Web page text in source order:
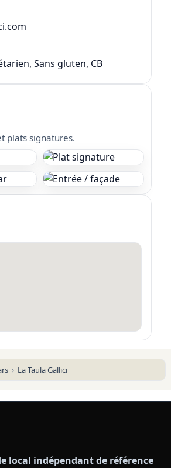
Sans gluten, CB
plats signatures.
La Taula Gallici
local indépendant de référence